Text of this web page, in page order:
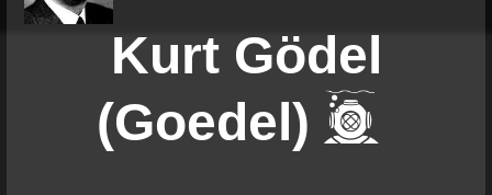
Kurt Gödel
(Goedel)